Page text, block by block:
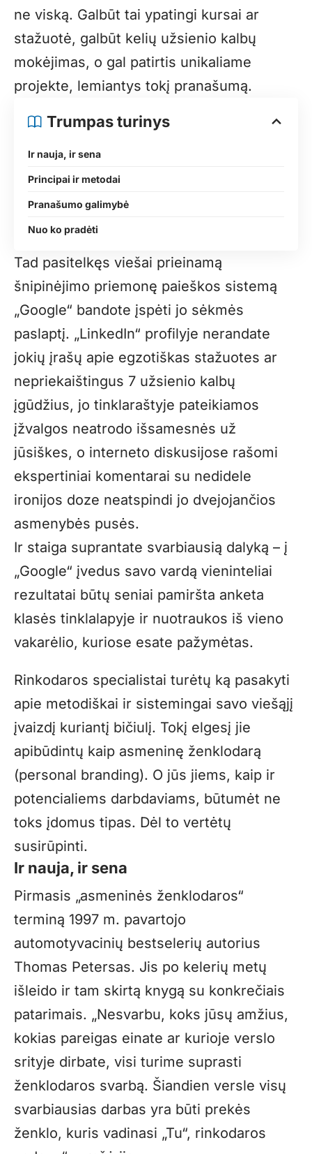
ne viską. Galbūt tai ypatingi kursai ar
stažuotė, galbūt kelių užsienio kalbų
mokėjimas, o gal patirtis unikaliame
projekte, lemiantys tokį pranašumą.
Trumpas turinys
Ir nauja, ir sena
Principai ir metodai
Pranašumo galimybė
Nuo ko pradėti
Tad pasitelkęs viešai prieinamą
šnipinėjimo priemonę paieškos sistemą
„Google“ bandote įspėti jo sėkmės
paslaptį. „LinkedIn“ profilyje nerandate
jokių įrašų apie egzotiškas stažuotes ar
nepriekaištingus 7 užsienio kalbų
įgūdžius, jo tinklaraštyje pateikiamos
įžvalgos neatrodo išsamesnės už
jūsiškes, o interneto diskusijose rašomi
ekspertiniai komentarai su nedidele
ironijos doze neatspindi jo dvejojančios
asmenybės pusės.
Ir staiga suprantate svarbiausią dalyką – į
„Google“ įvedus savo vardą vieninteliai
rezultatai būtų seniai pamiršta anketa
klasės tinklalapyje ir nuotraukos iš vieno
vakarėlio, kuriose esate pažymėtas.
Rinkodaros specialistai turėtų ką pasakyti
apie metodiškai ir sistemingai savo viešąjį
įvaizdį kuriantį bičiulį. Tokį elgesį jie
apibūdintų kaip asmeninę ženklodarą
(personal branding). O jūs jiems, kaip ir
potencialiems darbdaviams, būtumėt ne
toks įdomus tipas. Dėl to vertėtų
susirūpinti.
Ir nauja, ir sena
Pirmasis „asmeninės ženklodaros“
terminą 1997 m. pavartojo
automotyvacinių bestselerių autorius
Thomas Petersas. Jis po kelerių metų
išleido ir tam skirtą knygą su konkrečiais
patarimais. „Nesvarbu, koks jūsų amžius,
kokias pareigas einate ar kurioje verslo
srityje dirbate, visi turime suprasti
ženklodaros svarbą. Šiandien versle visų
svarbiausias darbas yra būti prekės
ženklo, kuris vadinasi „Tu“, rinkodaros